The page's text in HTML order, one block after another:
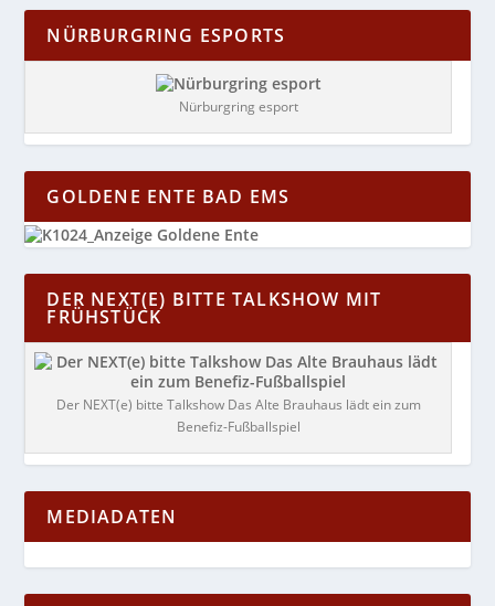
NÜRBURGRING ESPORTS
Nürburgring esport
GOLDENE ENTE BAD EMS
DER NEXT(E) BITTE TALKSHOW MIT
FRÜHSTÜCK
Der NEXT(e) bitte Talkshow Das Alte Brauhaus lädt ein zum
Benefiz-Fußballspiel
MEDIADATEN